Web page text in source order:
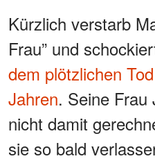
Kürzlich verstarb
Frau” und
dem plötzlichen
Jahren. Seine Frau
nicht damit
sie so bald